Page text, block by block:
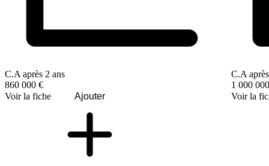
C.A après 2 ans
860 000 €
Voir la fiche
Ajouter
C.A
1 000
Voir la